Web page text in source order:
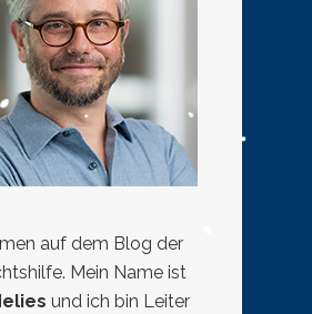
auf dem Blog der
Mein Name ist
und ich bin Leiter